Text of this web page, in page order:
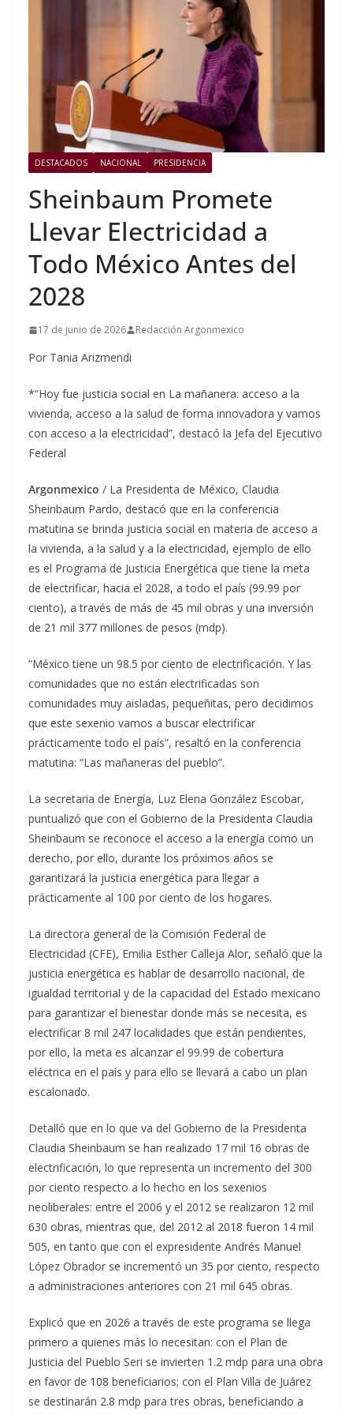
DESTACADOS NACIONAL PRESIDENCIA
Sheinbaum Promete
Llevar Electricidad a
Todo México Antes del
2028
17 de junio de 2026 Redacción Argonmexico
Por Tania Arizmendi
*“Hoy fue justicia social en La mañanera: acceso a la
vivienda, acceso a la salud de forma innovadora y vamos
con acceso a la electricidad”, destacó la Jefa del Ejecutivo
Federal
Argonmexico / La Presidenta de México, Claudia
Sheinbaum Pardo, destacó que en la conferencia
matutina se brinda justicia social en materia de acceso a
la vivienda, a la salud y a la electricidad, ejemplo de ello
es el Programa de Justicia Energética que tiene la meta
de electrificar, hacia el 2028, a todo el país (99.99 por
ciento), a través de más de 45 mil obras y una inversión
de 21 mil 377 millones de pesos (mdp).
“México tiene un 98.5 por ciento de electrificación. Y las
comunidades que no están electrificadas son
comunidades muy aisladas, pequeñitas, pero decidimos
que este sexenio vamos a buscar electrificar
prácticamente todo el país”, resaltó en la conferencia
matutina: “Las mañaneras del pueblo”.
La secretaria de Energía, Luz Elena González Escobar,
puntualizó que con el Gobierno de la Presidenta Claudia
Sheinbaum se reconoce el acceso a la energía como un
derecho, por ello, durante los próximos años se
garantizará la justicia energética para llegar a
prácticamente al 100 por ciento de los hogares.
La directora general de la Comisión Federal de
Electricidad (CFE), Emilia Esther Calleja Alor, señaló que la
justicia energética es hablar de desarrollo nacional, de
igualdad territorial y de la capacidad del Estado mexicano
para garantizar el bienestar donde más se necesita, es
electrificar 8 mil 247 localidades que están pendientes,
por ello, la meta es alcanzar el 99.99 de cobertura
eléctrica en el país y para ello se llevará a cabo un plan
escalonado.
Detalló que en lo que va del Gobierno de la Presidenta
Claudia Sheinbaum se han realizado 17 mil 16 obras de
electrificación, lo que representa un incremento del 300
por ciento respecto a lo hecho en los sexenios
neoliberales: entre el 2006 y el 2012 se realizaron 12 mil
630 obras, mientras que, del 2012 al 2018 fueron 14 mil
505, en tanto que con el expresidente Andrés Manuel
López Obrador se incrementó un 35 por ciento, respecto
a administraciones anteriores con 21 mil 645 obras.
Explicó que en 2026 a través de este programa se llega
primero a quienes más lo necesitan: con el Plan de
Justicia del Pueblo Seri se invierten 1.2 mdp para una obra
en favor de 108 beneficiarios; con el Plan Villa de Juárez
se destinarán 2.8 mdp para tres obras, beneficiando a